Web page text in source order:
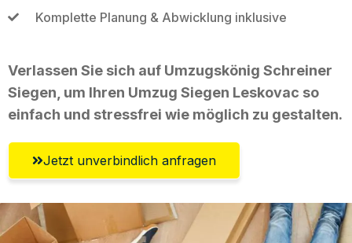
Komplette Planung & Abwicklung inklusive
Verlassen Sie sich auf Umzugskönig Schreiner
Siegen, um Ihren Umzug Siegen Leskovac so
einfach und stressfrei wie möglich zu gestalten.
Jetzt unverbindlich anfragen